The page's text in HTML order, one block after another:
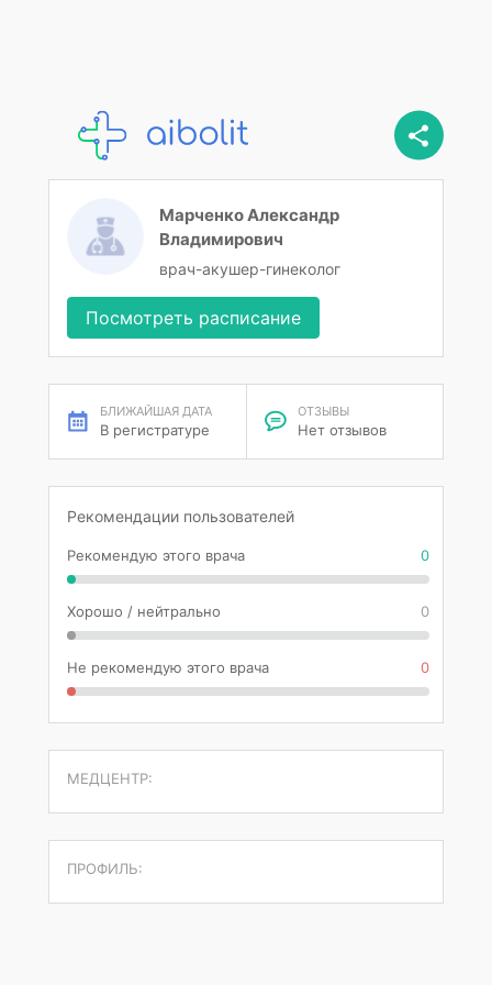
Марченко Александр
Владимирович
врач-акушер-гинеколог
Посмотреть расписание
БЛИЖАЙШАЯ ДАТА
В регистратуре
ОТЗЫВЫ
Нет отзывов
Рекомендации пользователей
Рекомендую этого врача 0
Хорошо / нейтрально 0
Не рекомендую этого врача 0
МЕДЦЕНТР:
ПРОФИЛЬ: